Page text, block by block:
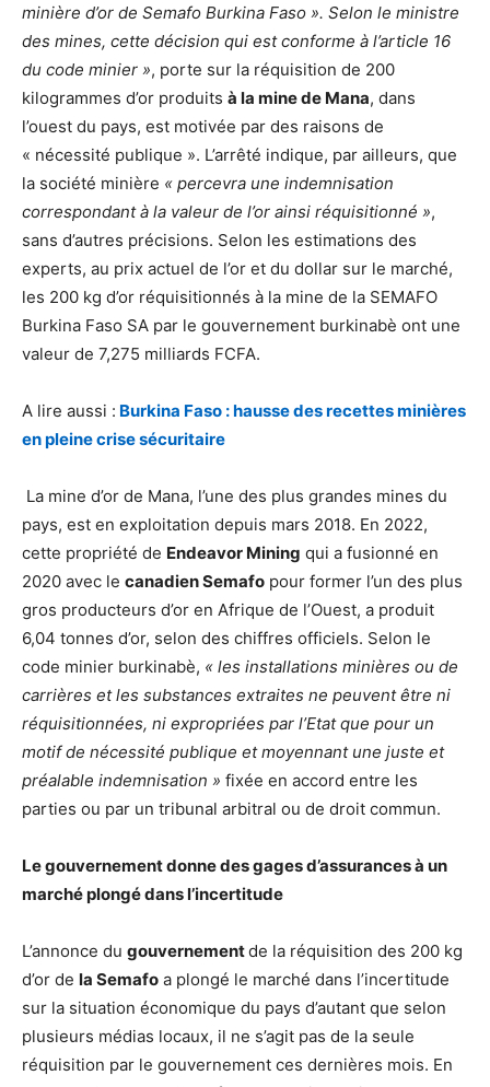
minière d’or de Semafo Burkina Faso ». Selon le ministre
des mines, cette décision qui est conforme à l’article 16
du code minier », porte sur la réquisition de 200
kilogrammes d’or produits à la mine de Mana, dans
l’ouest du pays, est motivée par des raisons de
« nécessité publique ». L’arrêté indique, par ailleurs, que
la société minière « percevra une indemnisation
correspondant à la valeur de l’or ainsi réquisitionné »,
sans d’autres précisions. Selon les estimations des
experts, au prix actuel de l’or et du dollar sur le marché,
les 200 kg d’or réquisitionnés à la mine de la SEMAFO
Burkina Faso SA par le gouvernement burkinabè ont une
valeur de 7,275 milliards FCFA.
A lire aussi : Burkina Faso : hausse des recettes minières
en pleine crise sécuritaire
La mine d’or de Mana, l’une des plus grandes mines du
pays, est en exploitation depuis mars 2018. En 2022,
cette propriété de Endeavor Mining qui a fusionné en
2020 avec le canadien Semafo pour former l’un des plus
gros producteurs d’or en Afrique de l’Ouest, a produit
6,04 tonnes d’or, selon des chiffres officiels. Selon le
code minier burkinabè, « les installations minières ou de
carrières et les substances extraites ne peuvent être ni
réquisitionnées, ni expropriées par l’Etat que pour un
motif de nécessité publique et moyennant une juste et
préalable indemnisation » fixée en accord entre les
parties ou par un tribunal arbitral ou de droit commun.
Le gouvernement donne des gages d’assurances à un
marché plongé dans l’incertitude
L’annonce du gouvernementde la réquisition des 200 kg
d’or de la Semafo a plongé le marché dans l’incertitude
sur la situation économique du pays d’autant que selon
plusieurs médias locaux, il ne s’agit pas de la seule
réquisition par le gouvernement ces dernières mois. En